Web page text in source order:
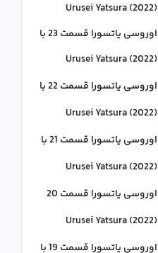
دانلود و تماشای آنلاین انیمه Urusei Yatsura (2022)
دانلود و تماشای آنلاین انیمه اوروسی یاتسورا قسمت 23 با
دانلود و تماشای آنلاین انیمه Urusei Yatsura (2022)
دانلود و تماشای آنلاین انیمه اوروسی یاتسورا قسمت 22 با
دانلود و تماشای آنلاین انیمه Urusei Yatsura (2022)
دانلود و تماشای آنلاین انیمه اوروسی یاتسورا قسمت 21 با
دانلود و تماشای آنلاین انیمه Urusei Yatsura (2022)
دانلود و تماشای آنلاین انیمه اوروسی یاتسورا قسمت 20
دانلود و تماشای آنلاین انیمه Urusei Yatsura (2022)
دانلود و تماشای آنلاین انیمه اوروسی یاتسورا قسمت 19 با